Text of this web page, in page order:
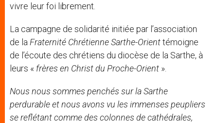
vivre leur foi librement.
La campagne de solidarité initiée par l’association
de la Fraternité ChrétienneSarthe-Orienttémoigne
de l’écoute des chrétiens du diocèse de la Sarthe, à
leurs « frères en Christ du Proche-Orient ».
Nous nous sommes penchés sur laSarthe
perdurable et nous avons vu les immenses peupliers
se reflétant comme des colonnes de cathédrales,